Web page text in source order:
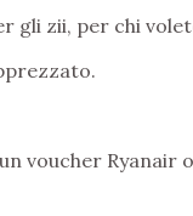
gli zii, per chi
voucher Ryanair